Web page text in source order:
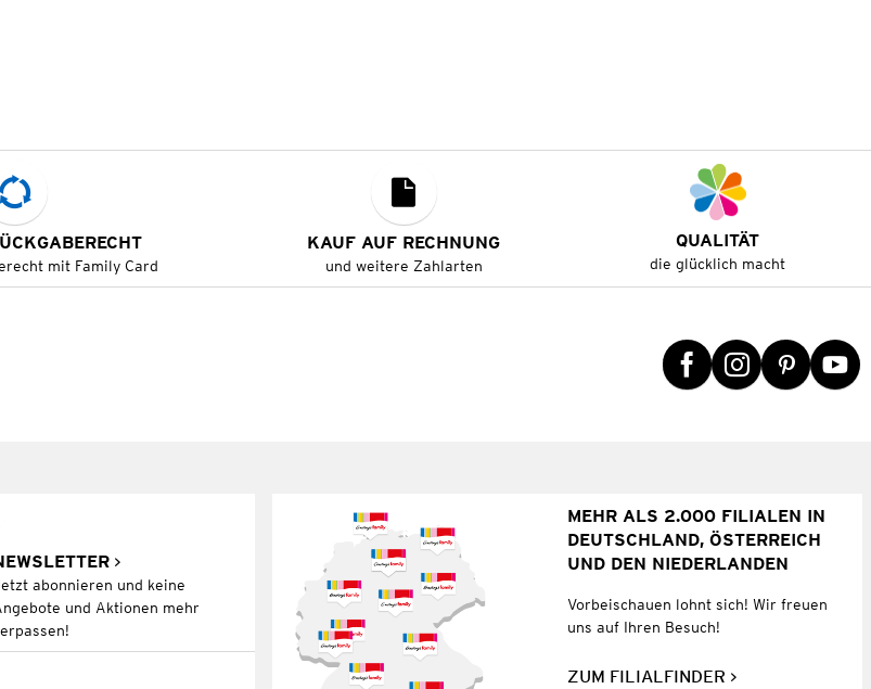
mit Family Card
KAUF AUF RECHNUNG
und weitere Zahlarten
QUALITÄT
die glücklich macht
abonnieren und keine
und Aktionen mehr
MEHR ALS 2.000 FILIALEN IN
DEUTSCHLAND, ÖSTERREICH
UND DEN NIEDERLANDEN
Vorbeischauen lohnt sich! Wir freuen
uns auf Ihren Besuch!
ZUM FILIALFINDER